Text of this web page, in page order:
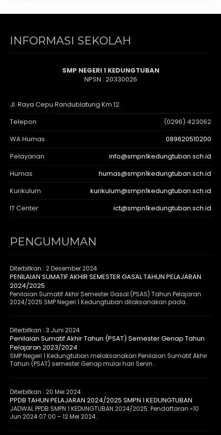
INFORMASI SEKOLAH
SMP NEGERI 1 KEDUNGTUBAN
NPSN : 20330026
Jl. Raya Cepu Randublatung Km 12
Telepon
(0296) 423062
WA Humas
089620510200
Pelayanan
info@smpn1kedungtuban.sch.id
Humas
humas@smpn1kedungtuban.sch.id
Kurikulum
kurikulum@smpn1kedungtuban.sch.id
IT Center
ict@smpn1kedungtuban.sch.id
PENGUMUMAN
Diterbitkan : 2 Desember 2024
PENILAIAN SUMATIF AKHIR SEMESTER GASAL TAHUN PELAJARAN
2024/2025
Penilaian Sumatif Akhir Semester Gasal (PSAS) Tahun Pelajaran
2024/2025 SMP Negeri 1 Kedungtuban dilaksanakan pada..
Diterbitkan : 3 Juni 2024
Penilaian Sumatif Akhir Tahun (PSAT) Semester Genap Tahun
Pelajaran 2023/2024
SMP Negeri 1 Kedungtuban melaksanakan Penilaian Sumatif Akhir
Tahun (PSAT) semester Genap mulai hari Senin..
Diterbitkan : 20 Mei 2024
PPDB TAHUN PELAJARAN 2024/2025 SMPN 1 KEDUNGTUBAN
JADWAL PPDB SMPN 1 KEDUNGTUBAN 2024/2025: Pendaftaran »10
Jun 2024 07:00 – 12 Mei 2024..